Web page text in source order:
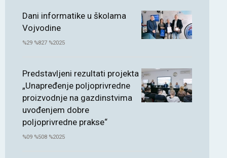
Dani informatike u školama
Vojvodine
%29 %827 %2025
Predstavljeni rezultati projekta
„Unapređenje poljoprivredne
proizvodnje na gazdinstvima
uvođenjem dobre
poljoprivredne prakse“
%09 %508 %2025